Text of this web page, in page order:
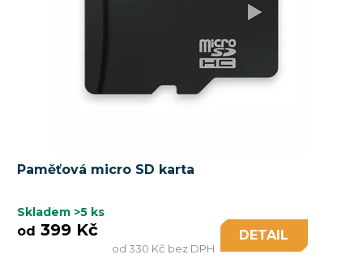
Paměťová micro SD karta
Skladem >5 ks
od 330 Kč bez DPH
od 399 Kč DETAIL